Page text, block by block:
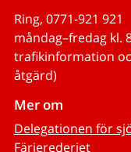
Ring, 0771-921 921
måndag–fredag kl.
trafikinformation
åtgärd)
Mer om
Delegationen för
Färjerederiet